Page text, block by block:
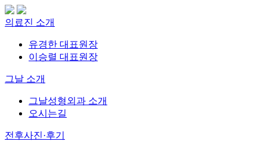
의료진 소개
유경한 대표원장
이승렬 대표원장
그날 소개
그날성형외과 소개
오시는길
전후사진·후기